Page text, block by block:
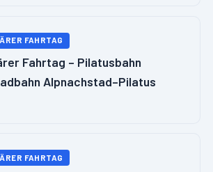
FAHRTAG
Fahrtag – Pilatusbahn
Alpnachstad–Pilatus
FAHRTAG